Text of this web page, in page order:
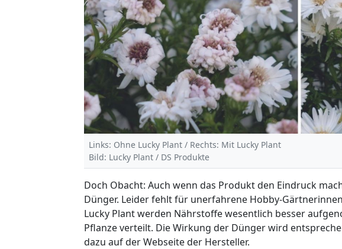
Links: Ohne Lucky Plant / Rechts: Mit Lucky Plant
Bild: Lucky Plant / DS Produkte
Doch Obacht: Auch wenn das Produkt den Eindruck
Dünger. Leider fehlt für unerfahrene Hobby-
Lucky Plant werden Nährstoffe wesentlich besser
Pflanze verteilt. Die Wirkung der Dünger wird
dazu auf der Webseite der Hersteller.